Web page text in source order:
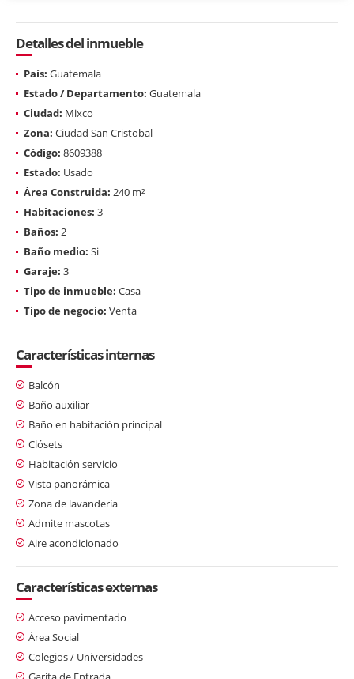
Detalles del inmueble
País: Guatemala
Estado / Departamento: Guatemala
Ciudad: Mixco
Zona: Ciudad San Cristobal
Código: 8609388
Estado: Usado
Área Construida: 240 m²
Habitaciones: 3
Baños: 2
Baño medio: Si
Garaje: 3
Tipo de inmueble: Casa
Tipo de negocio: Venta
Características internas
Balcón
Baño auxiliar
Baño en habitación principal
Clósets
Habitación servicio
Vista panorámica
Zona de lavandería
Admite mascotas
Aire acondicionado
Características externas
Acceso pavimentado
Área Social
Colegios / Universidades